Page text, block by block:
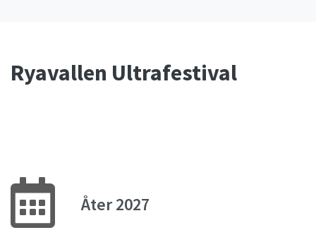
Ryavallen Ultrafestival
Åter 2027